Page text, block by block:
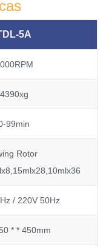
5A
4390xg
99min
Rotor
/ 220V 50Hz
* * 450mm